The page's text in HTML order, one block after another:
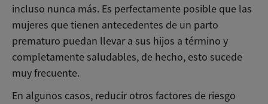
incluso nunca más. Es perfectamente posible que las
mujeres que tienen antecedentes de un parto
prematuro puedan llevar a sus hijos a término y
completamente saludables, de hecho, esto sucede
muy frecuente.
En algunos casos, reducir otros factores de riesgo